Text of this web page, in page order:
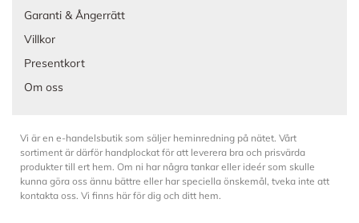
Garanti & Ångerrätt
Villkor
Presentkort
Om oss
Vi är en e-handelsbutik som säljer heminredning på nätet. Vårt
sortiment är därför handplockat för att leverera bra och prisvärda
produkter till ert hem. Om ni har några tankar eller ideér som skulle
kunna göra oss ännu bättre eller har speciella önskemål, tveka inte att
kontakta oss. Vi finns här för dig och ditt hem.